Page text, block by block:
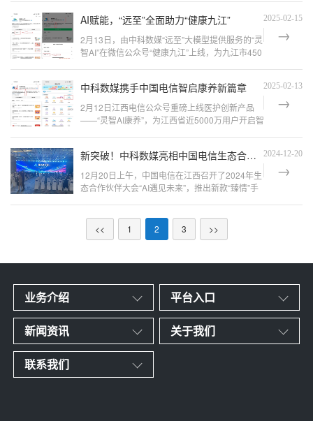
保障科学研究顺利开展和师生生命健康的关键防
线。为全面提升高校实验
AI赋能，“远至”全面助力“健康九江” 2025-02-15
2月13日，由中科数媒“远至”大模型提供服务的“灵
智AI”在微信公众号“健康九江”上线，为九江市450
健康委员会（以下简称九江市卫健委）主办，面
向区域内人民群众提供
中科数媒携手中国电信智启康养新篇章 2025-02-13
2月12日江西电信公众号重磅上线医护创新产品
——“灵智AI康养”，为江西省近5000万用户开启智
AI服务替代率超18%、连锁年销售规模破千万的
亮眼成绩，持续深化智慧化
新突破！中科数媒亮相中国电信生态合作伙伴大会， “远至”助力“臻情” 2024-12-20
12月20日上午，中国电信在江西召开了2024年生
态合作伙伴大会“AI遇见未来”，推出新款“臻情”手
模型“远至”提供数据接口。2024年生态合作伙伴
大会“我
<< 1 2 3 >>
业务介绍 平台入口
新闻资讯 关于我们
联系我们